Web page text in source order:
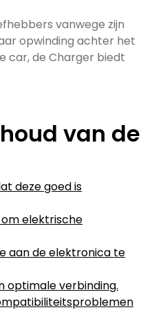
vanwege zijn
opwinding achter het
car, de Charger biedt
van de
deze goed is
elektrische
aan de elektronica te
optimale verbinding.